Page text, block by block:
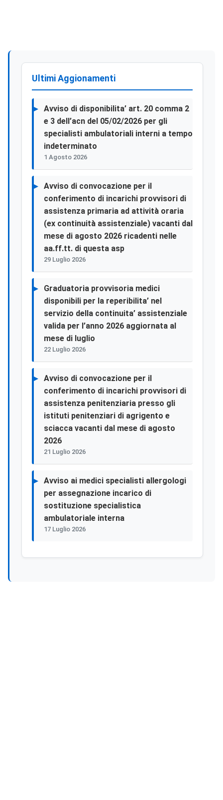
Ultimi Aggionamenti
Avviso di disponibilita’ art. 20 comma 2
e 3 dell’acn del 05/02/2026 per gli
specialisti ambulatoriali interni a tempo
indeterminato
1 Agosto 2026
Avviso di convocazione per il
conferimento di incarichi provvisori di
assistenza primaria ad attività oraria
(ex continuità assistenziale) vacanti dal
mese di agosto 2026 ricadenti nelle
aa.ff.tt. di questa asp
29 Luglio 2026
Graduatoria provvisoria medici
disponibili per la reperibilita’ nel
servizio della continuita’ assistenziale
valida per l’anno 2026 aggiornata al
mese di luglio
22 Luglio 2026
Avviso di convocazione per il
conferimento di incarichi provvisori di
assistenza penitenziaria presso gli
istituti penitenziari di agrigento e
sciacca vacanti dal mese di agosto
2026
21 Luglio 2026
Avviso ai medici specialisti allergologi
per assegnazione incarico di
sostituzione specialistica
ambulatoriale interna
17 Luglio 2026